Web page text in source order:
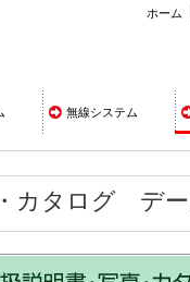
ホーム
無線システム
カタログ デ